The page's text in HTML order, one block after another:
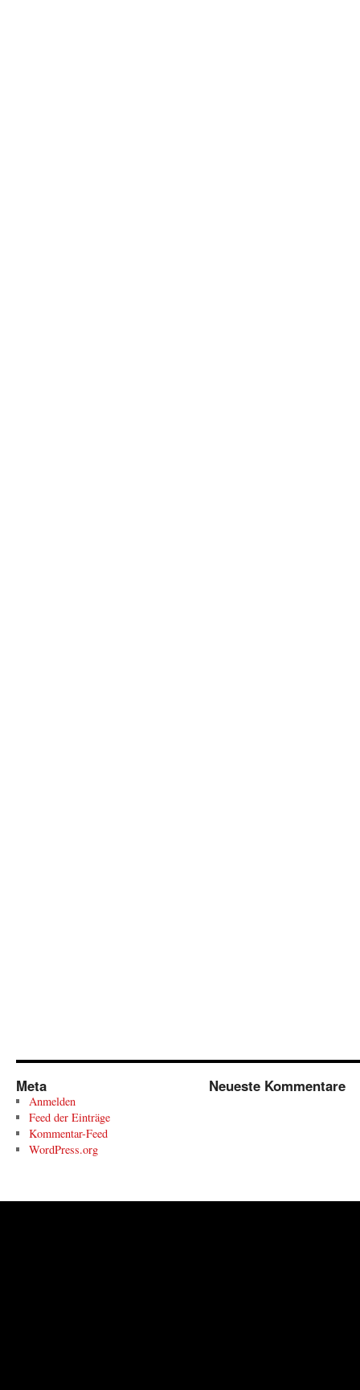
Meta
Anmelden
Feed der Einträge
Kommentar-Feed
WordPress.org
Neueste Kommentare